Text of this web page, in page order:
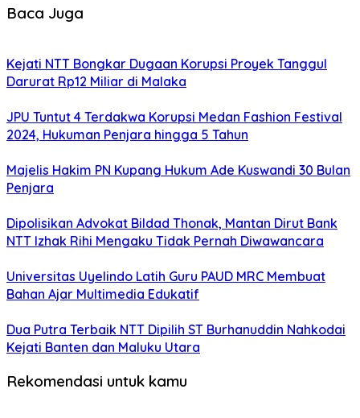
Baca Juga
Kejati NTT Bongkar Dugaan Korupsi Proyek Tanggul
Darurat Rp12 Miliar di Malaka
JPU Tuntut 4 Terdakwa Korupsi Medan Fashion Festival
2024, Hukuman Penjara hingga 5 Tahun
Majelis Hakim PN Kupang Hukum Ade Kuswandi 30 Bulan
Penjara
Dipolisikan Advokat Bildad Thonak, Mantan Dirut Bank
NTT Izhak Rihi Mengaku Tidak Pernah Diwawancara
Universitas Uyelindo Latih Guru PAUD MRC Membuat
Bahan Ajar Multimedia Edukatif
Dua Putra Terbaik NTT Dipilih ST Burhanuddin Nahkodai
Kejati Banten dan Maluku Utara
Rekomendasi untuk kamu